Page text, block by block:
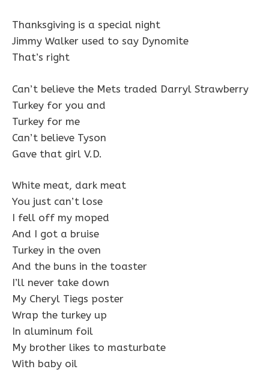
Thanksgiving is a special night
Jimmy Walker used to say Dynomite
That’s right
Can’t believe the Mets traded Darryl Strawberry
Turkey for you and
Turkey for me
Can’t believe Tyson
Gave that girl V.D.
White meat, dark meat
You just can’t lose
I fell off my moped
And I got a bruise
Turkey in the oven
And the buns in the toaster
I’ll never take down
My Cheryl Tiegs poster
Wrap the turkey up
In aluminum foil
My brother likes to masturbate
With baby oil